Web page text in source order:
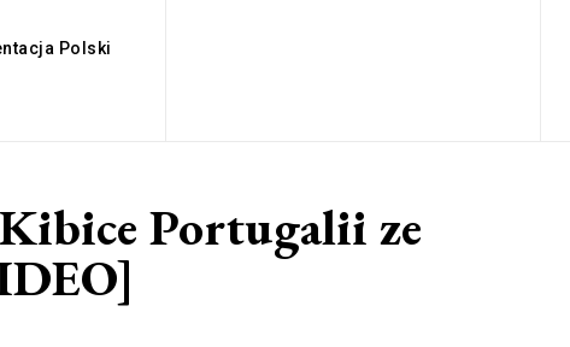
Polski
Portugalii ze